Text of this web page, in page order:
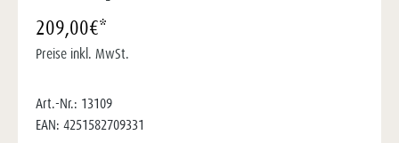
209,00€*
Preise inkl. MwSt.
Art.-Nr.: 13109
EAN: 4251582709331